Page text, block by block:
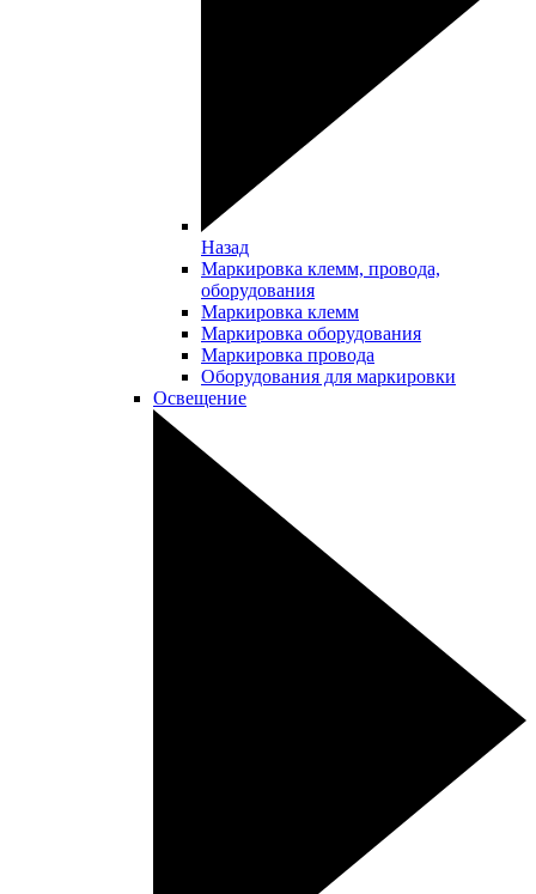
Назад
Маркировка клемм, провода,
оборудования
Маркировка клемм
Маркировка оборудования
Маркировка провода
Оборудования для маркировки
Освещение